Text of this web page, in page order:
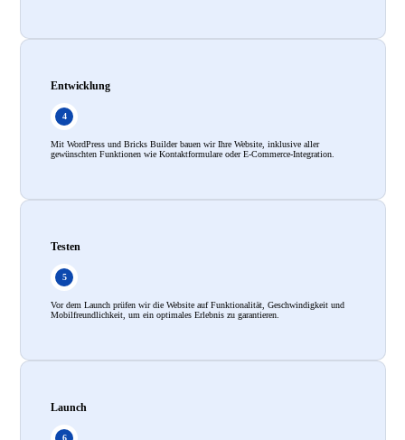
Entwicklung
Mit WordPress und Bricks Builder bauen wir Ihre Website, inklusive aller
gewünschten Funktionen wie Kontaktformulare oder E-Commerce-Integration.
Testen
Vor dem Launch prüfen wir die Website auf Funktionalität, Geschwindigkeit und
Mobilfreundlichkeit, um ein optimales Erlebnis zu garantieren.
Launch